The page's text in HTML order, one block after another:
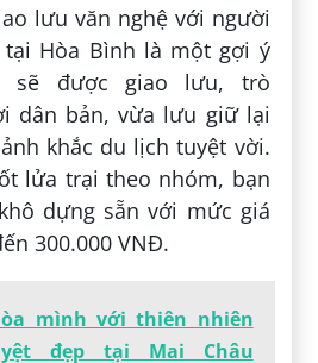
lưu văn nghệ với người
Hòa Bình là một gợi ý
sẽ được giao lưu, trò
dân bản, vừa lưu giữ lại
khắc du lịch tuyệt vời.
lửa trại theo nhóm, bạn
dựng sẵn với mức giá
300.000 VNĐ.
mình với thiên nhiên
đẹp tại Mai Châu